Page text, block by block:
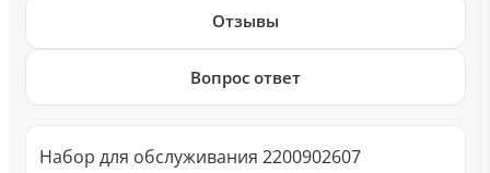
Отзывы
Вопрос ответ
Набор для обслуживания 2200902607